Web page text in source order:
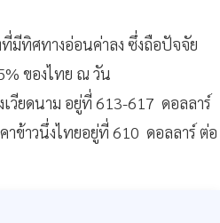
มีทิศทางอ่อนค่าลง ซึ่งถือปัจจัย
ของไทย ณ วัน
วียดนาม อยู่ที่ 613-617 ดอลลาร์
ข้าวนึ่งไทยอยู่ที่ 610 ดอลลาร์ ต่อ